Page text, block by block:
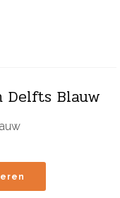
Delfts Blauw